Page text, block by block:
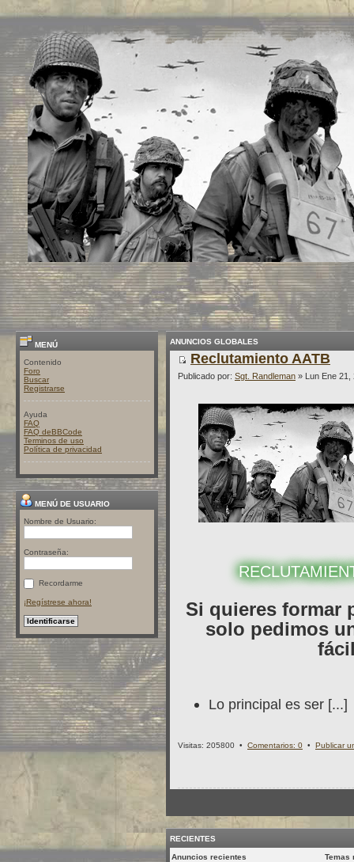
MENÚ
Contenido
Foro
Buscar
Registrarse
Ayuda
FAQ
FAQ deBBCode
Terminos de uso
Política de privacidad
MENÚ DE USUARIO
Nombre de Usuario:
Contraseña:
Recordarme
¡Regístrese ahora!
ANUNCIOS GLOBALES
Reclutamiento AATB
Publicado por: Sgt. Randleman » Lun Ene 21,
Si quieres formar
solo pedimos
Lo principal es ser [...]
Visitas: 205800 • Comentarios: 0 • Publicar
RECIENTES
Anuncios recientes
Temas